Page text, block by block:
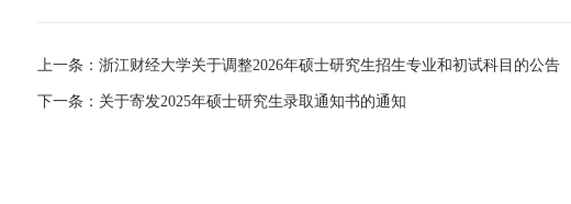
上一条： 浙江财经大学关于调整2026年硕士研究生招生专业和初试科目的公告
下一条： 关于寄发2025年硕士研究生录取通知书的通知